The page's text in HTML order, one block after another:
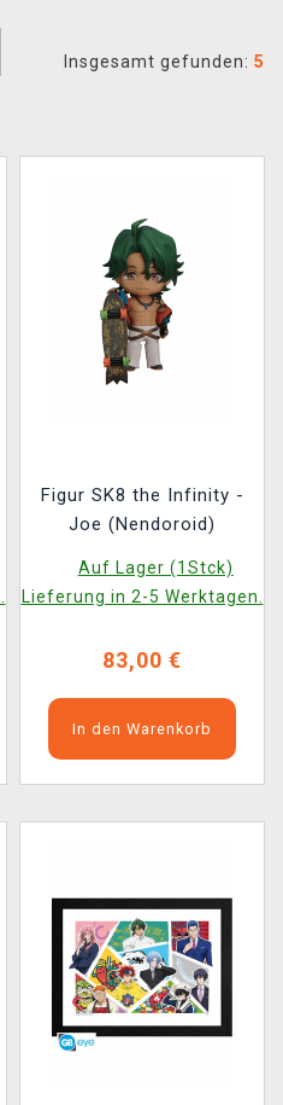
Insgesamt gefunden: 5
Figur SK8 the Infinity -
Joe (Nendoroid)
Auf Lager (1Stck)
Lieferung in 2-5 Werktagen.
83,00 €
In den Warenkorb